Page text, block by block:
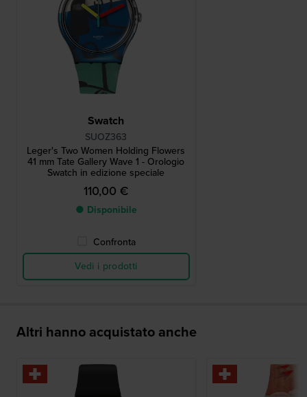
Swatch
SUOZ363
Leger's Two Women Holding Flowers
41 mm Tate Gallery Wave 1 - Orologio
Swatch in edizione speciale
110,00 €
● Disponibile
Confronta
Vedi i prodotti
Altri hanno acquistato anche